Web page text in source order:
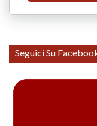
Seguici Su